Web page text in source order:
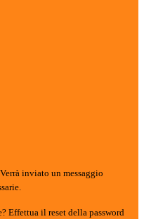
Verrà inviato un messaggio
Effettua il reset della password